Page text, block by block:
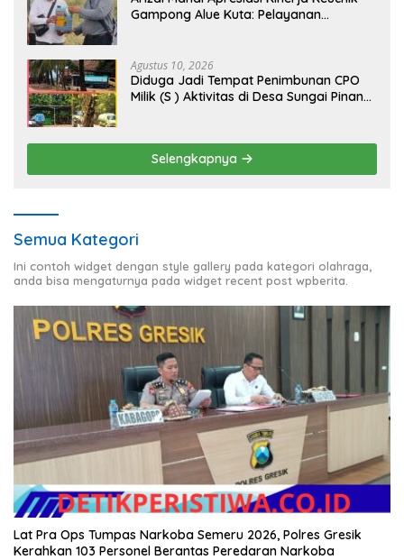
Gampong Alue Kuta: Pelayanan
Masyarakat
Agustus 10, 2026
Diduga Jadi Tempat Penimbunan CPO
Milik (S ) Aktivitas di Desa Sungai Pinang
Selengkapnya
Semua Kategori
Ini contoh widget dengan style gallery pada kategori olahraga,
anda bisa mengaturnya pada widget recent post wpberita.
Lat Pra Ops Tumpas Narkoba Semeru 2026, Polres Gresik
Kerahkan 103 Personel Berantas Peredaran Narkoba